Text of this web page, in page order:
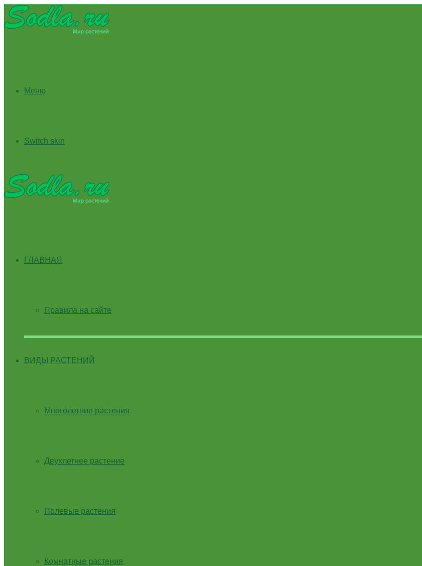
Меню
Switch skin
ГЛАВНАЯ
Правила на сайте
ВИДЫ РАСТЕНИЙ
Многолетние растения
Двухлетнее растение
Полевые растения
Комнатные растения